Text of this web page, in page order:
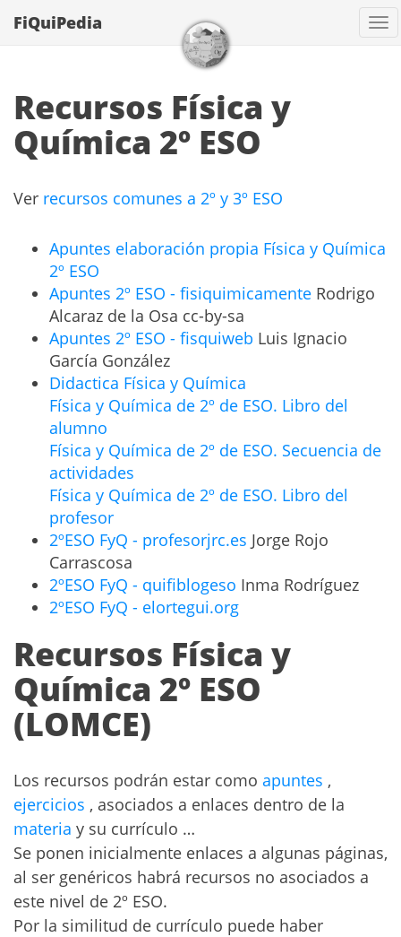
FiQuiPedia
Recursos Física y
Química 2º ESO
Ver recursos comunes a 2º y 3º ESO
Apuntes elaboración propia Física y Química
2º ESO
Apuntes 2º ESO - fisiquimicamente Rodrigo
Alcaraz de la Osa cc-by-sa
Apuntes 2º ESO - fisquiweb Luis Ignacio
García González
Didactica Física y Química
Física y Química de 2º de ESO. Libro del
alumno
Física y Química de 2º de ESO. Secuencia de
actividades
Física y Química de 2º de ESO. Libro del
profesor
2ºESO FyQ - profesorjrc.es Jorge Rojo
Carrascosa
2ºESO FyQ - quifiblogeso Inma Rodríguez
2ºESO FyQ - elortegui.org
Recursos Física y
Química 2º ESO
(LOMCE)
Los recursos podrán estar como apuntes ,
ejercicios , asociados a enlaces dentro de la
materia y su currículo …
Se ponen inicialmente enlaces a algunas páginas,
al ser genéricos habrá recursos no asociados a
este nivel de 2º ESO.
Por la similitud de currículo puede haber